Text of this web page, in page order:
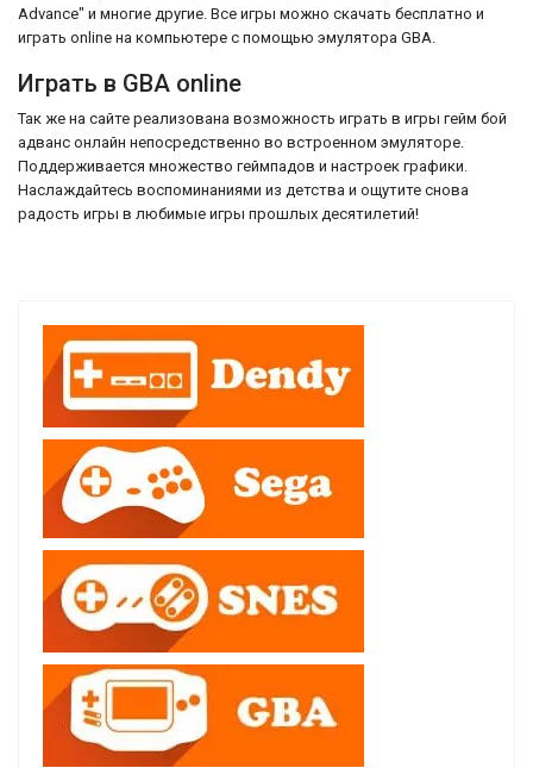
Advance" и многие другие. Все игры можно скачать бесплатно и
играть online на компьютере с помощью эмулятора GBA.
Играть в GBA online
Так же на сайте реализована возможность играть в игры гейм бой
адванс онлайн непосредственно во встроенном эмуляторе.
Поддерживается множество геймпадов и настроек графики.
Наслаждайтесь воспоминаниями из детства и ощутите снова
радость игры в любимые игры прошлых десятилетий!